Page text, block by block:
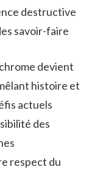
destructive
savoir-faire
devient
histoire et
actuels
des
respect du